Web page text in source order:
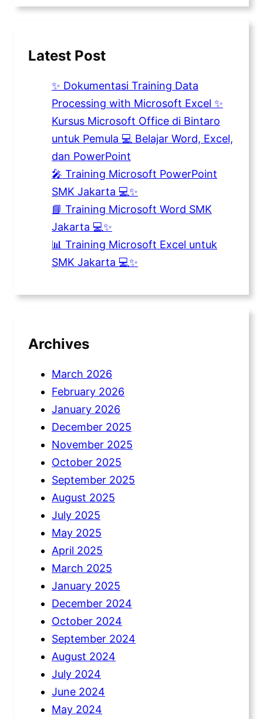
Latest Post
✨ Dokumentasi Training Data
Processing with Microsoft Excel ✨
Kursus Microsoft Office di Bintaro
untuk Pemula 💻 Belajar Word, Excel,
dan PowerPoint
🎤 Training Microsoft PowerPoint
SMK Jakarta 💻✨
📘 Training Microsoft Word SMK
Jakarta 💻✨
📊 Training Microsoft Excel untuk
SMK Jakarta 💻✨
Archives
March 2026
February 2026
January 2026
December 2025
November 2025
October 2025
September 2025
August 2025
July 2025
May 2025
April 2025
March 2025
January 2025
December 2024
October 2024
September 2024
August 2024
July 2024
June 2024
May 2024